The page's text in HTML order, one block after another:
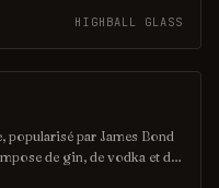
ou d'un zeste de
chaleureuse.
HIGHBALL GLASS
popularisé par James Bond
de gin, de vodka et de